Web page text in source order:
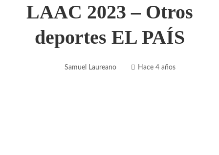
LAAC 2023 – Otros
deportes EL PAÍS
Samuel Laureano Hace 4 años